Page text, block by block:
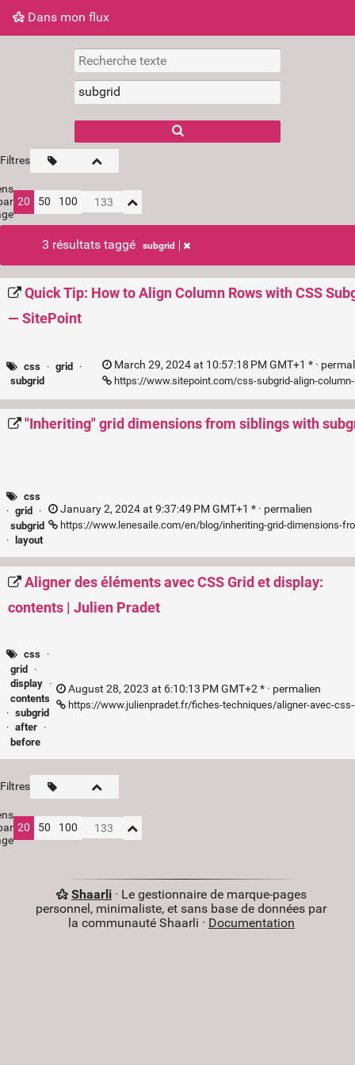
Dans mon flux
Dans mon flux Nuage de tags Mur d'images
Filtres
20 50 100
3 résultats taggé subgrid
Quick Tip: How to Align Column Rows with CSS
— SitePoint
css · grid
·
subgrid
March 29, 2024 at 10:57:18 PM GMT+1 * ·
https://www.sitepoint.com/css-subgrid-align-
"Inheriting" grid dimensions from siblings with
css
· grid
·
subgrid
·
layout
January 2, 2024 at 9:37:49 PM GMT+1 * · permalien
https://www.lenesaile.com/en/blog/inheriting-grid-dimensions-
Aligner des éléments avec CSS Grid et display:
contents | Julien Pradet
css ·
grid
·
display ·
contents
· subgrid
· after ·
before
August 28, 2023 at 6:10:13 PM GMT+2 * · permalien
https://www.julienpradet.fr/fiches-techniques/aligner-avec-
Filtres
20 50 100
Shaarli· Le gestionnaire de marque-pages
personnel, minimaliste, et sans base de données par
la communauté Shaarli · Documentation